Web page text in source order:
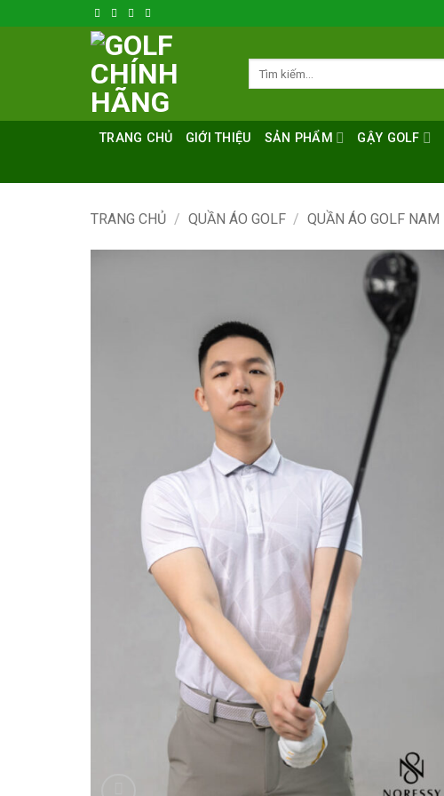
qua
TRANG CHỦ GIỚI THIỆU SẢN PHẨM GẬY GOLF
TRANG CHỦ / QUẦN ÁO GOLF / QUẦN ÁO GOLF NAM